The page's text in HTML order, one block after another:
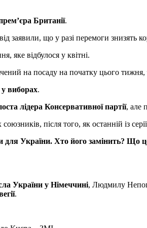
Британії.
заявили, що у разі перемоги знизять
яке відбулося у квітні.
на посаду на початку цього тижня,
виборах.
лідера Консервативної партії, але
після того, як останній із
для України. Хто його замінить? Що
України у Німеччині, Людмилу
.